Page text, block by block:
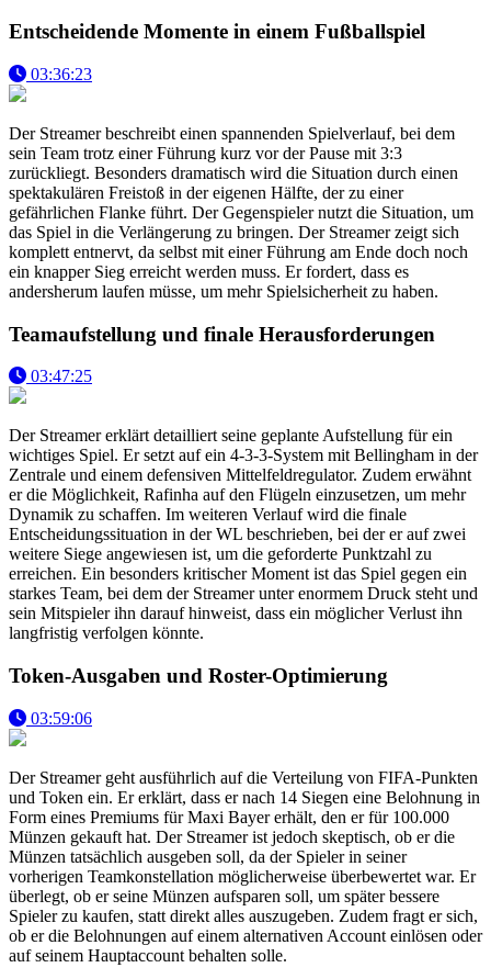
Entscheidende Momente in einem Fußballspiel
03:36:23
Der Streamer beschreibt einen spannenden Spielverlauf, bei dem
sein Team trotz einer Führung kurz vor der Pause mit 3:3
zurückliegt. Besonders dramatisch wird die Situation durch einen
spektakulären Freistoß in der eigenen Hälfte, der zu einer
gefährlichen Flanke führt. Der Gegenspieler nutzt die Situation, um
das Spiel in die Verlängerung zu bringen. Der Streamer zeigt sich
komplett entnervt, da selbst mit einer Führung am Ende doch noch
ein knapper Sieg erreicht werden muss. Er fordert, dass es
andersherum laufen müsse, um mehr Spielsicherheit zu haben.
Teamaufstellung und finale Herausforderungen
03:47:25
Der Streamer erklärt detailliert seine geplante Aufstellung für ein
wichtiges Spiel. Er setzt auf ein 4-3-3-System mit Bellingham in der
Zentrale und einem defensiven Mittelfeldregulator. Zudem erwähnt
er die Möglichkeit, Rafinha auf den Flügeln einzusetzen, um mehr
Dynamik zu schaffen. Im weiteren Verlauf wird die finale
Entscheidungssituation in der WL beschrieben, bei der er auf zwei
weitere Siege angewiesen ist, um die geforderte Punktzahl zu
erreichen. Ein besonders kritischer Moment ist das Spiel gegen ein
starkes Team, bei dem der Streamer unter enormem Druck steht und
sein Mitspieler ihn darauf hinweist, dass ein möglicher Verlust ihn
langfristig verfolgen könnte.
Token-Ausgaben und Roster-Optimierung
03:59:06
Der Streamer geht ausführlich auf die Verteilung von FIFA-Punkten
und Token ein. Er erklärt, dass er nach 14 Siegen eine Belohnung in
Form eines Premiums für Maxi Bayer erhält, den er für 100.000
Münzen gekauft hat. Der Streamer ist jedoch skeptisch, ob er die
Münzen tatsächlich ausgeben soll, da der Spieler in seiner
vorherigen Teamkonstellation möglicherweise überbewertet war. Er
überlegt, ob er seine Münzen aufsparen soll, um später bessere
Spieler zu kaufen, statt direkt alles auszugeben. Zudem fragt er sich,
ob er die Belohnungen auf einem alternativen Account einlösen oder
auf seinem Hauptaccount behalten solle.